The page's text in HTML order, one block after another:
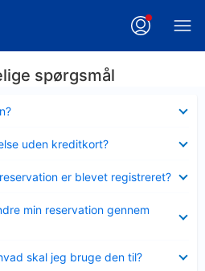
spørgsmål
uden kreditkort?
er blevet registreret?
min reservation gennem
skal jeg bruge den til?